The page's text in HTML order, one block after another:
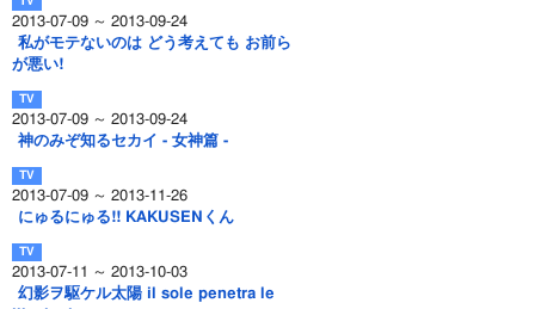
2013-07-09 ～ 2013-09-24
私がモテないのは どう考えても お前ら
が悪い!
2013-07-09 ～ 2013-09-24
神のみぞ知るセカイ - 女神篇 -
2013-07-09 ～ 2013-11-26
にゅるにゅる!! KAKUSENくん
2013-07-11 ～ 2013-10-03
幻影ヲ駆ケル太陽 il sole penetra le